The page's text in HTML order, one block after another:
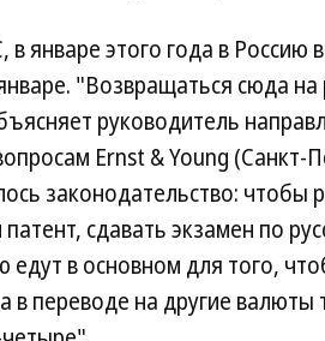
январе этого года в Россию
"Возвращаться сюда на
руководитель
Ernst & Young
законодательство: чтобы
патент, сдавать экзамен по
едут в основном для того,
в переводе на другие валюты